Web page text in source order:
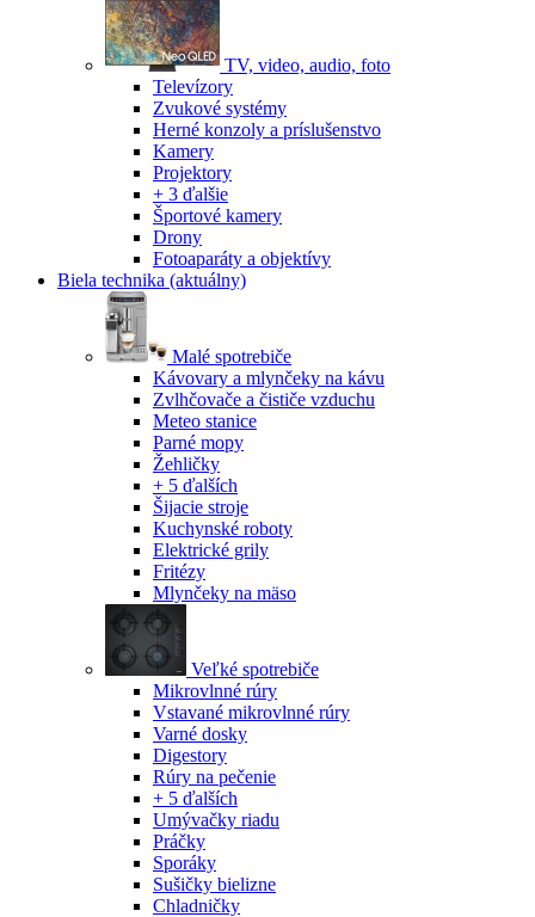
TV, video, audio, foto
Televízory
Zvukové systémy
Herné konzoly a príslušenstvo
Kamery
Projektory
+ 3 ďalšie
Športové kamery
Drony
Fotoaparáty a objektívy
Biela technika (aktuálny)
Malé spotrebiče
Kávovary a mlynčeky na kávu
Zvlhčovače a čističe vzduchu
Meteo stanice
Parné mopy
Žehličky
+ 5 ďalších
Šijacie stroje
Kuchynské roboty
Elektrické grily
Fritézy
Mlynčeky na mäso
Veľké spotrebiče
Mikrovlnné rúry
Vstavané mikrovlnné rúry
Varné dosky
Digestory
Rúry na pečenie
+ 5 ďalších
Umývačky riadu
Práčky
Sporáky
Sušičky bielizne
Chladničky